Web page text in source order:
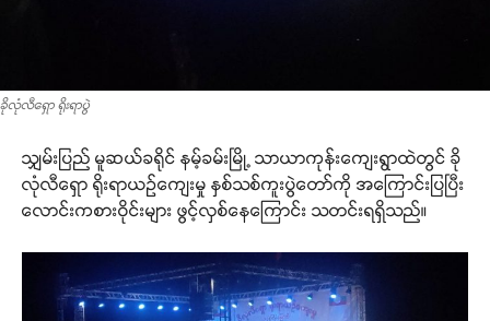
ခိုလုံလီရှော ရိုးရာပွဲ
သျှမ်းပြည် မူဆယ်ခရိုင် နမ့်ခမ်းမြို့ သာယာကုန်းကျေးရွာထဲတွင် ခို
လုံလီရှော ရိုးရာယဉ်ကျေးမှု နှစ်သစ်ကူးပွဲတော်ကို အကြောင်းပြပြီး
လောင်းကစားဝိုင်းများ ဖွင့်လှစ်နေကြောင်း သတင်းရရှိသည်။